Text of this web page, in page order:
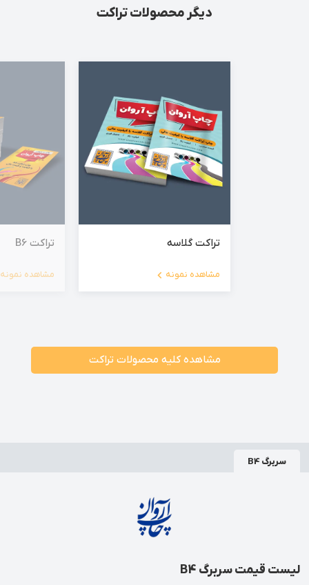
دیگر محصولات تراکت
تراکت گلاسه
مشاهده نمونه
تراکت B6
مشاهده نمونه
مشاهده کلیه محصولات تراکت
سربرگ B4
لیست قیمت سربرگ B4